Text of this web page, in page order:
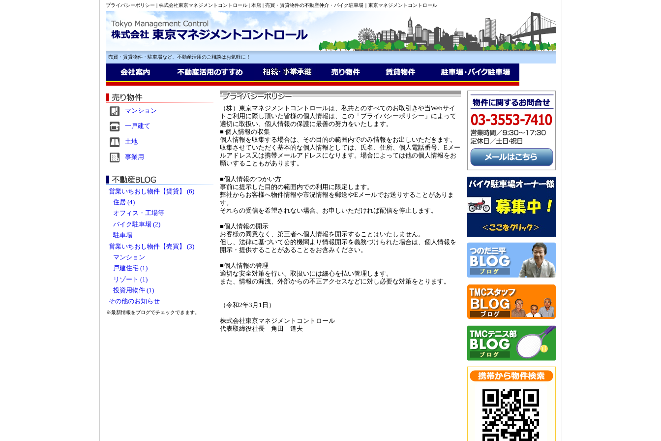
プライバシーポリシー | 株式会社東京マネジメントコントロール | 本店 | 売買・賃貸物件の不動産仲介・バイク駐車場｜東京マネジメントコントロール
売買・賃貸物件・駐車場など、不動産活用のご相談はお気軽に！
マンション
一戸建て
土地
事業用
営業いちおし物件【賃貸】 (6)
住居 (4)
オフィス・工場等
バイク駐車場 (2)
駐車場
営業いちおし物件【売買】 (3)
マンション
戸建住宅 (1)
リゾート (1)
投資用物件 (1)
その他のお知らせ
※最新情報をブログでチェックできます。
（株）東京マネジメントコントロールは、私共とのすべてのお取引きや当Webサイ
トご利用に際し頂いた皆様の個人情報は、この「プライバシーポリシー」によって
適切に取扱い、個人情報の保護に最善の努力をいたします。
■ 個人情報の収集
個人情報を収集する場合は、その目的の範囲内でのみ情報をお出しいただきます。
収集させていただく基本的な個人情報としては、氏名、住所、個人電話番号、Eメー
ルアドレス又は携帯メールアドレスになります。場合によっては他の個人情報をお
願いすることもがあります。
■個人情報のつかい方
事前に提示した目的の範囲内での利用に限定します。
弊社からお客様へ物件情報や市況情報を郵送やEメールでお送りすることがありま
す。
それらの受信を希望されない場合、お申しいただければ配信を停止します。
■個人情報の開示
お客様の同意なく、第三者へ個人情報を開示することはいたしません。
但し、法律に基づいて公的機関より情報開示を義務づけられた場合は、個人情報を
開示・提供することがあることをお含みください。
■個人情報の管理
適切な安全対策を行い、取扱いには細心を払い管理します。
また、情報の漏洩、外部からの不正アクセスなどに対し必要な対策をとります。
（令和2年3月1日）
株式会社東京マネジメントコントロール
代表取締役社長 角田 道夫